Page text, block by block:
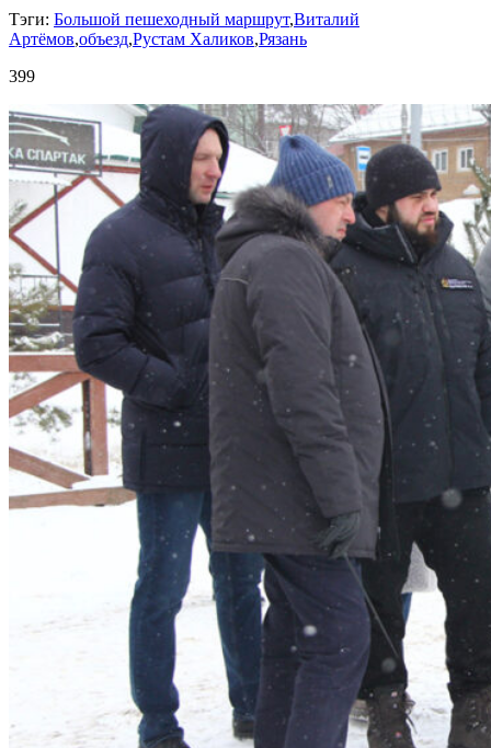
Тэги: Большой пешеходный маршрут,Виталий
Артёмов,объезд,Рустам Халиков,Рязань
399